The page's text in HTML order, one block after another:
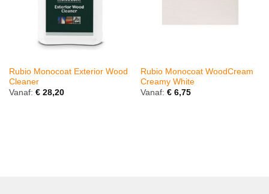
Rubio Monocoat Exterior Wood
Cleaner
Vanaf: €28,20
Rubio Monocoat WoodCream
Creamy White
Vanaf: €6,75